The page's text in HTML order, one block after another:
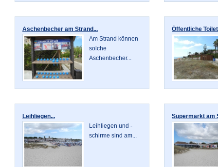
Aschenbecher am Strand...
Am Strand können
solche
Aschenbecher...
Öffentliche
Leihliegen...
Leihliegen und -
schirme sind am...
Supermarkt am